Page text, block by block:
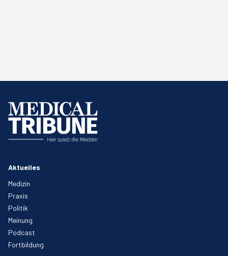
Aktuelles
Medizin
Praxis
Politik
Meinung
Podcast
Fortbildung